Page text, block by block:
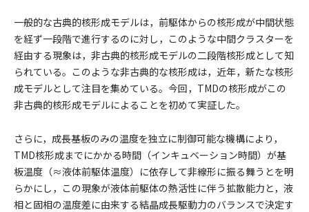
一般的な古典的核形成モデルは，前駆体からの核形成が中間状態
を経ず一段階で進行するのに対し，このような中間クラスターを
経由する現象は，非古典的核形成モデルの二段階核形成として知
られている。このような非古典的な核形成は，近年，新たな核形
成モデルとして注目を集めている。今回，TMDの核形成がこの
非古典的核形成モデルによることを初めて実証した。
さらに，成長基板のみの温度を独立に制御可能な機構により，
TMD核形成までにかかる時間（インキュベーション時間）が基
板温度（≈液体前駆体温度）に依存して非線形に振る舞うとを明
らかにし，この現象が液体前駆体の熱活性に伴う拡散能力と，液
相と固相の温度差に由来する結晶成長駆動力のバランスで決定す